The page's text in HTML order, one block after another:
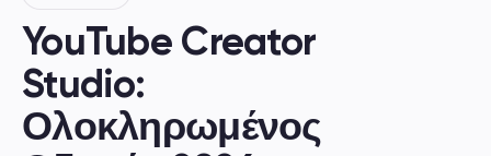
YouTube Creator
Studio:
Ολοκληρωμένος